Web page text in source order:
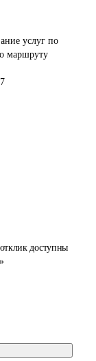
доступны
услуг по
маршруту